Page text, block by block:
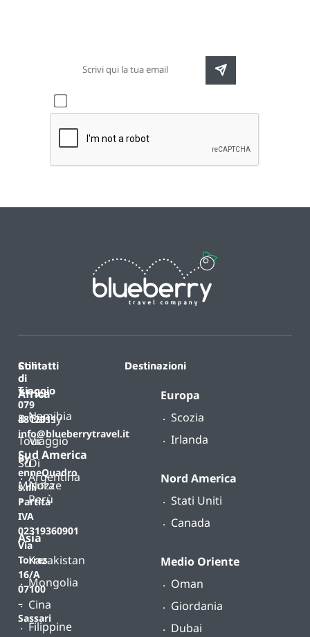
Contatti
T.
079
4812011
info@blueberrytravel.it
By
enneQuadro
s.r.l.
Partita
IVA
02319360901
Via
Torres
16/A
07100
–
Sassari
Destinazioni
Africa
Namibia
Sud America
Argentina
Perù
Asia
Kazakistan
Mongolia
Cina
Filippine
Europa
Scozia
Irlanda
Nord America
Stati Uniti
Canada
Medio Oriente
Oman
Giordania
Dubai
Stili
di
viaggio
B-
Tour
Su
Misura
Classy
Viaggio
Di
Nozze